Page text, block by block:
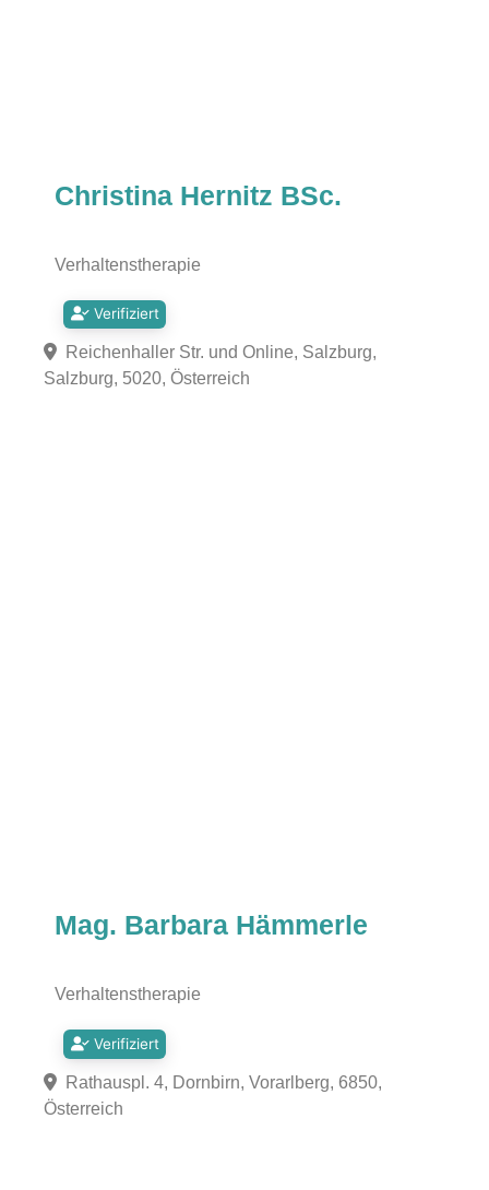
Christina Hernitz BSc.
Verhaltenstherapie
Verifiziert
Reichenhaller Str. und Online, Salzburg,
Salzburg, 5020, Österreich
Mag. Barbara Hämmerle
Verhaltenstherapie
Verifiziert
Rathauspl. 4, Dornbirn, Vorarlberg, 6850,
Österreich